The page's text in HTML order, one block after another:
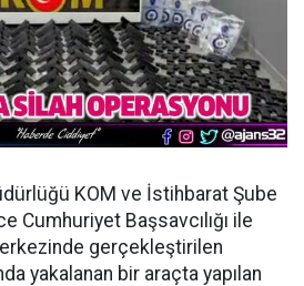
KOM ve İstihbarat Şube
Cumhuriyet Başsavcılığı ile
gerçekleştirilen
yakalanan bir araçta yapılan